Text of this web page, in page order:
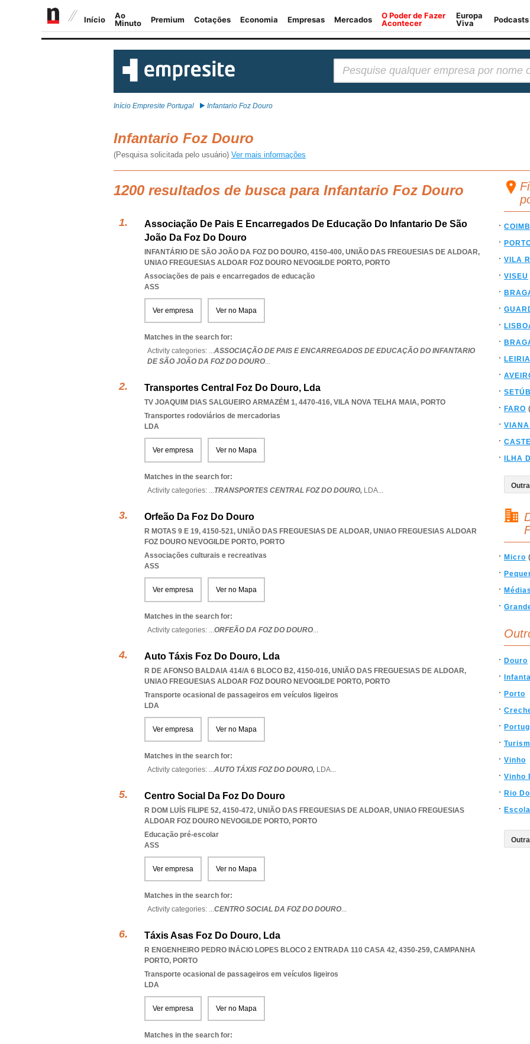
Início Empresite Portugal Infantario Foz Douro
Infantario Foz Douro
(Pesquisa solicitada pelo usuário) Ver mais informações
1200 resultados de busca para Infantario Foz Douro
Associação De Pais E Encarregados De Educação Do Infantario De São
João Da Foz Do Douro
INFANTÁRIO DE SÃO JOÃO DA FOZ DO DOURO, 4150-400, UNIÃO DAS FREGUESIAS DE ALDOAR,
UNIAO FREGUESIAS ALDOAR FOZ DOURO NEVOGILDE PORTO, PORTO
Associações de pais e encarregados de educação
ASS
Ver empresa Ver no Mapa
Matches in the search for:
Activity categories: ...ASSOCIAÇÃO DE PAIS E ENCARREGADOS DE EDUCAÇÃO DO INFANTARIO
DE SÃO JOÃO DA FOZ DO DOURO...
Transportes Central Foz Do Douro, Lda
TV JOAQUIM DIAS SALGUEIRO ARMAZÉM 1, 4470-416, VILA NOVA TELHA MAIA, PORTO
Transportes rodoviários de mercadorias
LDA
Ver empresa Ver no Mapa
Matches in the search for:
Activity categories: ...TRANSPORTES CENTRAL FOZ DO DOURO, LDA...
Orfeão Da Foz Do Douro
R MOTAS 9 E 19, 4150-521, UNIÃO DAS FREGUESIAS DE ALDOAR, UNIAO FREGUESIAS ALDOAR
FOZ DOURO NEVOGILDE PORTO, PORTO
Associações culturais e recreativas
ASS
Ver empresa Ver no Mapa
Matches in the search for:
Activity categories: ...ORFEÃO DA FOZ DO DOURO...
Auto Táxis Foz Do Douro, Lda
R DE AFONSO BALDAIA 414/A 6 BLOCO B2, 4150-016, UNIÃO DAS FREGUESIAS DE ALDOAR,
UNIAO FREGUESIAS ALDOAR FOZ DOURO NEVOGILDE PORTO, PORTO
Transporte ocasional de passageiros em veículos ligeiros
LDA
Ver empresa Ver no Mapa
Matches in the search for:
Activity categories: ...AUTO TÁXIS FOZ DO DOURO, LDA...
Centro Social Da Foz Do Douro
R DOM LUÍS FILIPE 52, 4150-472, UNIÃO DAS FREGUESIAS DE ALDOAR, UNIAO FREGUESIAS
ALDOAR FOZ DOURO NEVOGILDE PORTO, PORTO
Educação pré-escolar
ASS
Ver empresa Ver no Mapa
Matches in the search for:
Activity categories: ...CENTRO SOCIAL DA FOZ DO DOURO...
Táxis Asas Foz Do Douro, Lda
R ENGENHEIRO PEDRO INÁCIO LOPES BLOCO 2 ENTRADA 110 CASA 42, 4350-259, CAMPANHA
PORTO, PORTO
Transporte ocasional de passageiros em veículos ligeiros
LDA
Ver empresa Ver no Mapa
Matches in the search for:
VILA
VISEU
LEIRIA
FARO
ILHA
Micro
Douro
Porto
Vinho
Vinho
Rio
Escola